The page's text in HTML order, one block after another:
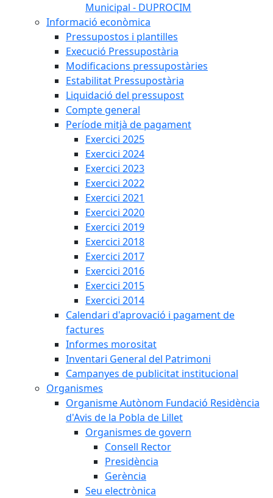
Municipal - DUPROCIM
Informació econòmica
Pressupostos i plantilles
Execució Pressupostària
Modificacions pressupostàries
Estabilitat Pressupostària
Liquidació del pressupost
Compte general
Període mitjà de pagament
Exercici 2025
Exercici 2024
Exercici 2023
Exercici 2022
Exercici 2021
Exercici 2020
Exercici 2019
Exercici 2018
Exercici 2017
Exercici 2016
Exercici 2015
Exercici 2014
Calendari d'aprovació i pagament de
factures
Informes morositat
Inventari General del Patrimoni
Campanyes de publicitat institucional
Organismes
Organisme Autònom Fundació Residència
d'Avis de la Pobla de Lillet
Organismes de govern
Consell Rector
Presidència
Gerència
Seu electrònica